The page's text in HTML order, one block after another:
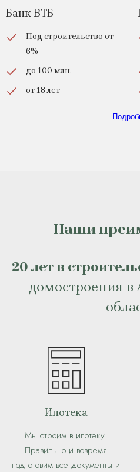
Банк ВТБ
Под строительство от
6%
до 100 млн.
от 18 лет
Наши
20 лет в
домостроения в
Ипотека
Мы строим в ипотеку!
Правильно и вовремя
подготовим все документы и